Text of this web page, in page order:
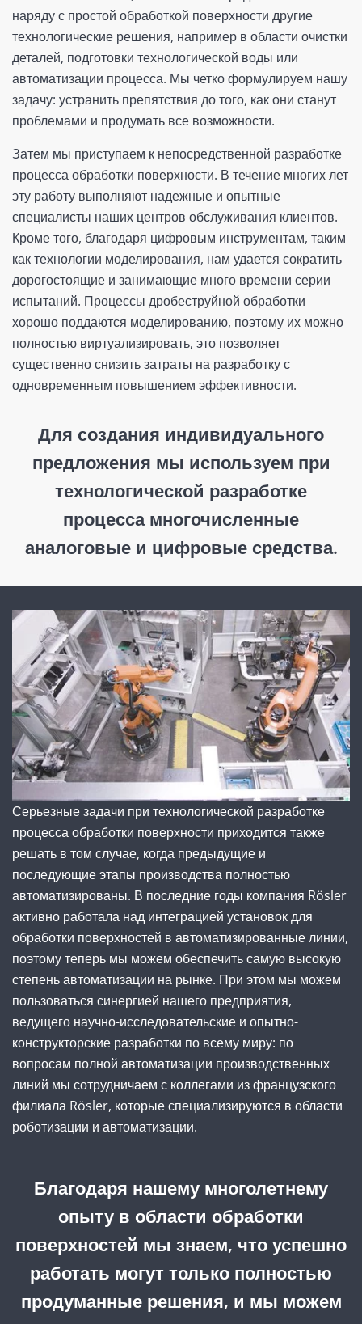
наряду с простой обработкой поверхности другие
технологические решения, например в области очистки
деталей, подготовки технологической воды или
автоматизации процесса. Мы четко формулируем нашу
задачу: устранить препятствия до того, как они станут
проблемами и продумать все возможности.
Затем мы приступаем к непосредственной разработке
процесса обработки поверхности. В течение многих лет
эту работу выполняют надежные и опытные
специалисты наших центров обслуживания клиентов.
Кроме того, благодаря цифровым инструментам, таким
как технологии моделирования, нам удается сократить
дорогостоящие и занимающие много времени серии
испытаний. Процессы дробеструйной обработки
хорошо поддаются моделированию, поэтому их можно
полностью виртуализировать, это позволяет
существенно снизить затраты на разработку с
одновременным повышением эффективности.
Для создания индивидуального
предложения мы используем при
технологической разработке
процесса многочисленные
аналоговые и цифровые средства.
Серьезные задачи при технологической разработке
процесса обработки поверхности приходится также
решать в том случае, когда предыдущие и
последующие этапы производства полностью
автоматизированы. В последние годы компания Rösler
активно работала над интеграцией установок для
обработки поверхностей в автоматизированные линии,
поэтому теперь мы можем обеспечить самую высокую
степень автоматизации на рынке. При этом мы можем
пользоваться синергией нашего предприятия,
ведущего научно-исследовательские и опытно-
конструкторские разработки по всему миру: по
вопросам полной автоматизации производственных
линий мы сотрудничаем с коллегами из французского
филиала Rösler, которые специализируются в области
роботизации и автоматизации.
Благодаря нашему многолетнему
опыту в области обработки
поверхностей мы знаем, что успешно
работать могут только полностью
продуманные решения, и мы можем